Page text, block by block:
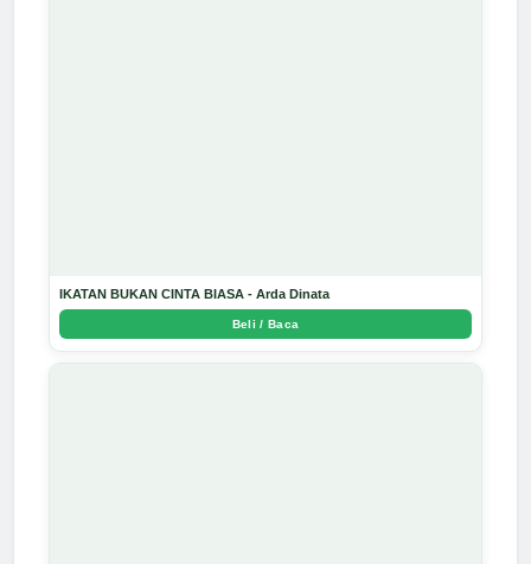
IKATAN BUKAN CINTA BIASA - Arda Dinata
Beli / Baca